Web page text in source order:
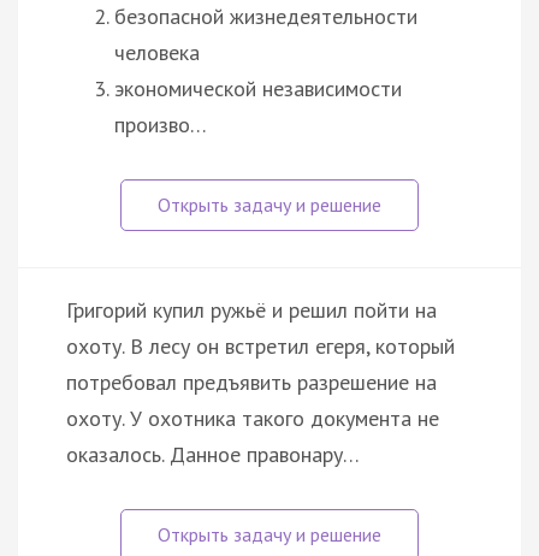
безопасной жизнедеятельности
человека
экономической независимости
произво…
Григорий купил ружьё и решил пойти на
охоту. В лесу он встретил егеря, который
потребовал предъявить разрешение на
охоту. У охотника такого документа не
оказалось. Данное правонару…